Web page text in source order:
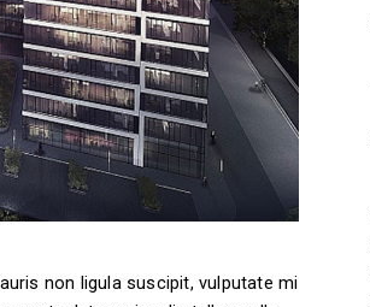
non ligula suscipit, vulputate mi